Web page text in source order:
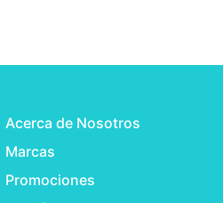
Acerca de Nosotros
Marcas
Promociones